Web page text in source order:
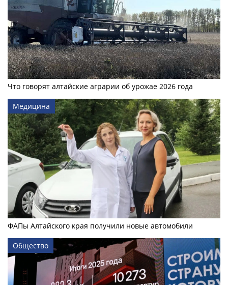
Что говорят алтайские аграрии об урожае 2026 года
Медицина
ФАПы Алтайского края получили новые автомобили
Общество